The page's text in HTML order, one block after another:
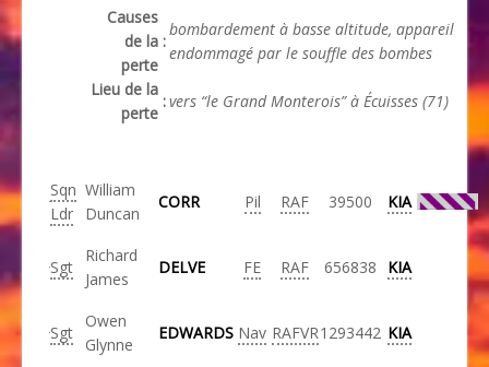
Causes
de la
perte
:
bombardement à basse altitude, appareil
endommagé par le souffle des bombes
Lieu de la
perte
:vers “le Grand Monterois” à Écuisses (71)
Sqn
Ldr
William
Duncan
CORR Pil RAF 39500 KIA
Sgt
Richard
James
DELVE FE RAF 656838 KIA
Sgt
Owen
Glynne
EDWARDS Nav RAFVR1293442 KIA